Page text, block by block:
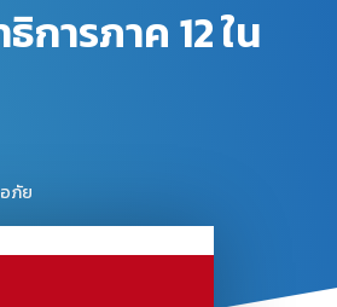
การภาค 12 ใน
ภัย